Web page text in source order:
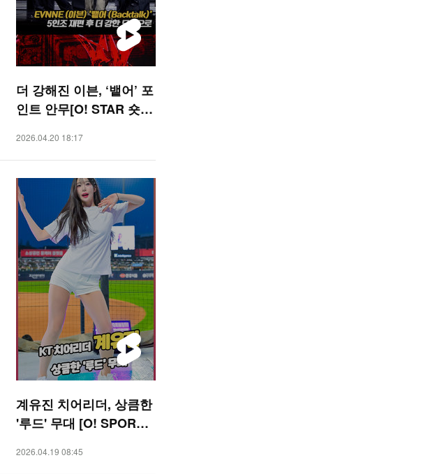
더 강해진 이븐, ‘뱉어’ 포
인트 안무[O! STAR 숏
2026.04.20 18:17
계유진 치어리더, 상큼한
'루드' 무대 [O! SPORTS
2026.04.19 08:45